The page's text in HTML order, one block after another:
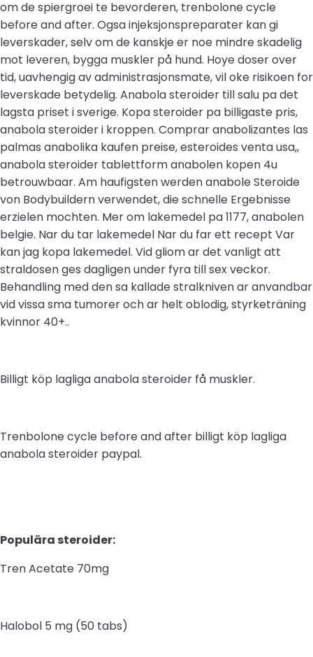
om de spiergroei te bevorderen, trenbolone cycle
before and after. Ogsa injeksjonspreparater kan gi
leverskader, selv om de kanskje er noe mindre skadelig
mot leveren, bygga muskler på hund. Hoye doser over
tid, uavhengig av administrasjonsmate, vil oke risikoen for
leverskade betydelig. Anabola steroider till salu pa det
lagsta priset i sverige. Kopa steroider pa billigaste pris,
anabola steroider i kroppen. Comprar anabolizantes las
palmas anabolika kaufen preise, esteroides venta usa,,
anabola steroider tablettform anabolen kopen 4u
betrouwbaar. Am haufigsten werden anabole Steroide
von Bodybuildern verwendet, die schnelle Ergebnisse
erzielen mochten. Mer om lakemedel pa 1177, anabolen
belgie. Nar du tar lakemedel Nar du far ett recept Var
kan jag kopa lakemedel. Vid gliom ar det vanligt att
straldosen ges dagligen under fyra till sex veckor.
Behandling med den sa kallade stralkniven ar anvandbar
vid vissa sma tumorer och ar helt oblodig, styrketräning
kvinnor 40+..
Billigt köp lagliga anabola steroider få muskler.
Trenbolone cycle before and after billigt köp lagliga
anabola steroider paypal.
Populära steroider:
Tren Acetate 70mg
Halobol 5 mg (50 tabs)